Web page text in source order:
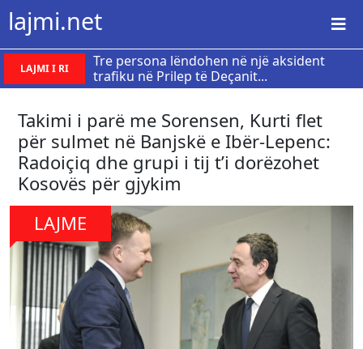
lajmi.net
LAJMI I RI
Tre persona lëndohen në një aksident
trafiku në Prilep të Deçanit...
Takimi i parë me Sorensen, Kurti flet
për sulmet në Banjskë e Ibër-Lepenc:
Radoiçiq dhe grupi i tij t’i dorëzohet
Kosovës për gjykim
LAJME